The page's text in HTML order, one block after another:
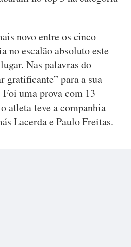
novo entre os cinco
no escalão absoluto este
Nas palavras do
para a sua
Foi uma prova com 13
atleta teve a companhia
Lacerda e Paulo Freitas.